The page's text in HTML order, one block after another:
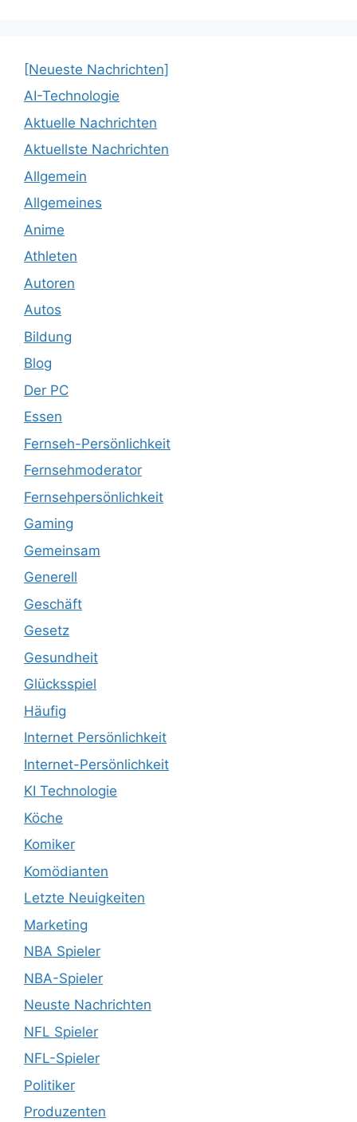
[Neueste Nachrichten]
AI-Technologie
Aktuelle Nachrichten
Aktuellste Nachrichten
Allgemein
Allgemeines
Anime
Athleten
Autoren
Autos
Bildung
Blog
Der PC
Essen
Fernseh-Persönlichkeit
Fernsehmoderator
Fernsehpersönlichkeit
Gaming
Gemeinsam
Generell
Geschäft
Gesetz
Gesundheit
Glücksspiel
Häufig
Internet Persönlichkeit
Internet-Persönlichkeit
KI Technologie
Köche
Komiker
Komödianten
Letzte Neuigkeiten
Marketing
NBA Spieler
NBA-Spieler
Neuste Nachrichten
NFL Spieler
NFL-Spieler
Politiker
Produzenten